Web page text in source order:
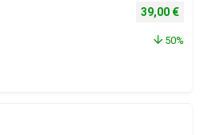
Izvorna
39,00 €
50%